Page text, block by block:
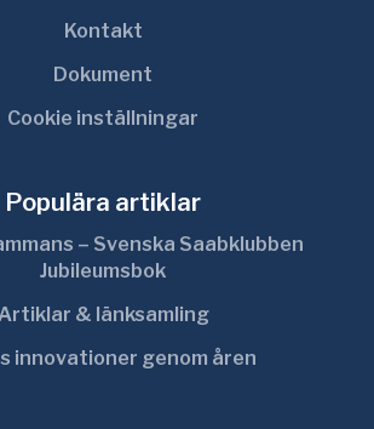
Kontakt
Dokument
Cookie inställningar
Populära artiklar
– Svenska Saabklubben
Jubileumsbok
& länksamling
innovationer genom åren